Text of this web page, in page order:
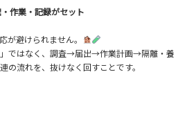
作業・記録がセット
が避けられません。
」ではなく、調査→届出→作業計画→隔離・養
流れを、抜けなく回すことです。